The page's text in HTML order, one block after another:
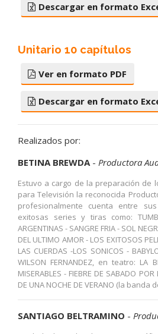
Descargar en formato
Unitario 10 capítulos
Ver en formato PDF
Descargar en formato
Realizados por:
BETINA BREWDA - Productora
Estuvo a cargo de la preparación de
para Televisión la reconocida
profesionalmente cuenta entre
exitosas series y tiras como:
ARGENTINAS - SANGRE FRIA - SOL
DEL ULTIMO AMOR - LOS EXITOSOS
LAS CUERDAS -LOS SONICOS -
WILSON FERNANDEZ, en teatro: LA
MISERABLES - FIEBRE DE SABADO
DE UNA NOCHE DE VERANO (la banda
SANTIAGO BELTRAMINO -